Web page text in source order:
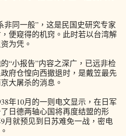
同一般”，这是民国史研究专家
便窥得的机窍。此时若以台湾解
为凭。
小报告”内容之深广，已远非检
府仓惶向西撤退时，是戴笠最先
大屠杀的消息。
10月的一则电文显示，在日军
日德两轴心国将再度结盟的形
月就预见到日苏难免一战，密电